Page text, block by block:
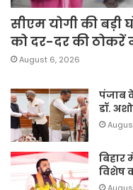
सीएम योगी की
को दर-दर की ठोकरें
August 6, 2026
पंजाब
डॉ.
बिहार
विशेष